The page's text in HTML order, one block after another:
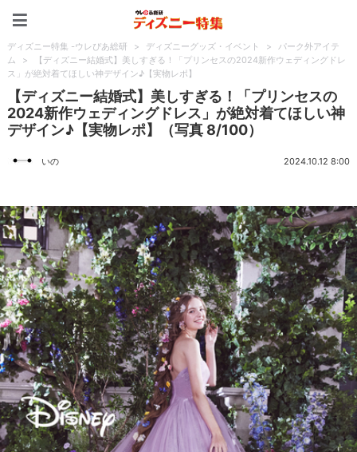
ディズニー特集 -ウレぴあ総研 > ディズニーグッズ・イベント >
パーク外アイテ
ム
>
【ディズニー結婚式】美しすぎる！「プリンセスの2024新作ウェディングドレ
ス」が絶対着てほしい神デザイン♪【実物レポ】
【ディズニー結婚式】美しすぎる！「プリンセスの
2024新作ウェディングドレス」が絶対着てほしい神
デザイン♪【実物レポ】（写真 8/100）
いの 2024.10.12 8:00